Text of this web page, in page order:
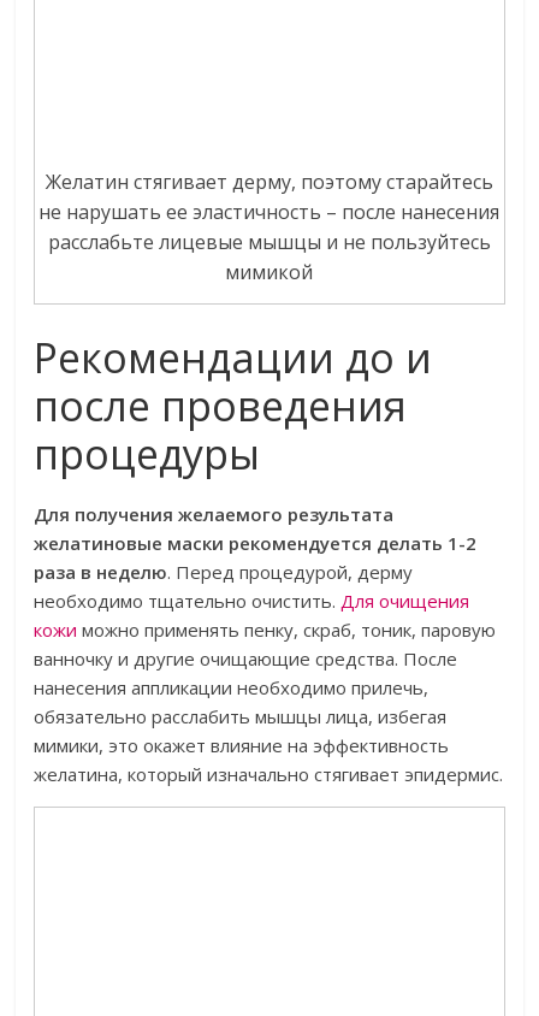
Желатин стягивает дерму, поэтому старайтесь
не нарушать ее эластичность – после нанесения
расслабьте лицевые мышцы и не пользуйтесь
мимикой
Рекомендации до и
после проведения
процедуры
Для получения желаемого результата
желатиновые маски рекомендуется делать 1-2
раза в неделю. Перед процедурой, дерму
необходимо тщательно очистить.Для очищения
кожи можно применять пенку, скраб, тоник, паровую
ванночку и другие очищающие средства. После
нанесения аппликации необходимо прилечь,
обязательно расслабить мышцы лица, избегая
мимики, это окажет влияние на эффективность
желатина, который изначально стягивает эпидермис.